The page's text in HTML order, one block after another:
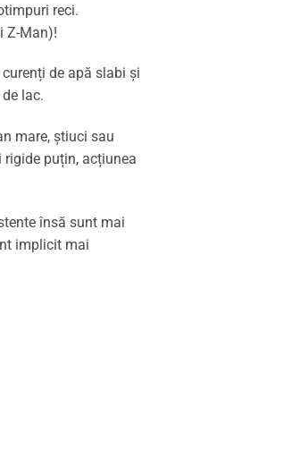
reci.
Z-Man)!
de apă slabi și
lac.
mare, știuci sau
puțin, acțiunea
însă sunt mai
implicit mai